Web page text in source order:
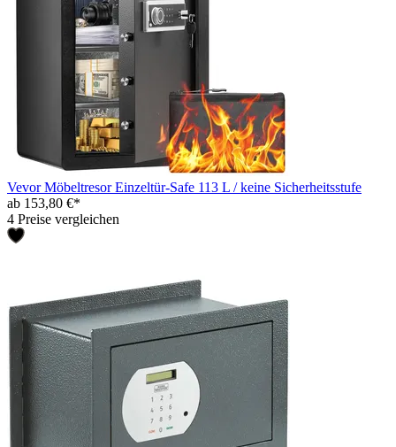
Vevor Möbeltresor Einzeltür-Safe 113 L / keine Sicherheitsstufe
ab 153,80 €*
4 Preise vergleichen